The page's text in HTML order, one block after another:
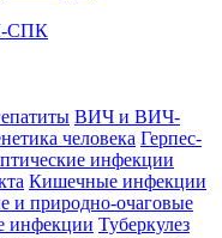
СПК
ВИЧ и ВИЧ-
человека Герпес-
инфекции
Кишечные инфекции
и природно-очаговые
инфекции Туберкулез